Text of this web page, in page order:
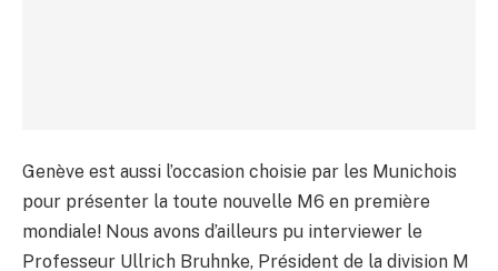
Genève est aussi l’occasion choisie par les Munichois
pour présenter la toute nouvelle M6 en première
mondiale! Nous avons d’ailleurs pu interviewer le
Professeur Ullrich Bruhnke, Président de la division M